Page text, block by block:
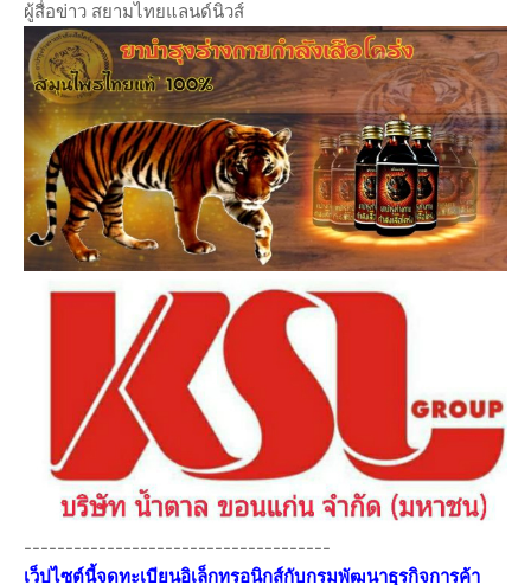
ผู้สื่อข่าว สยามไทยแลนด์นิวส์
-------------------------------------
เว็ปไซต์นี้จดทะเบียนอิเล็กทรอนิกส์กับกรมพัฒนาธุรกิจการค้า